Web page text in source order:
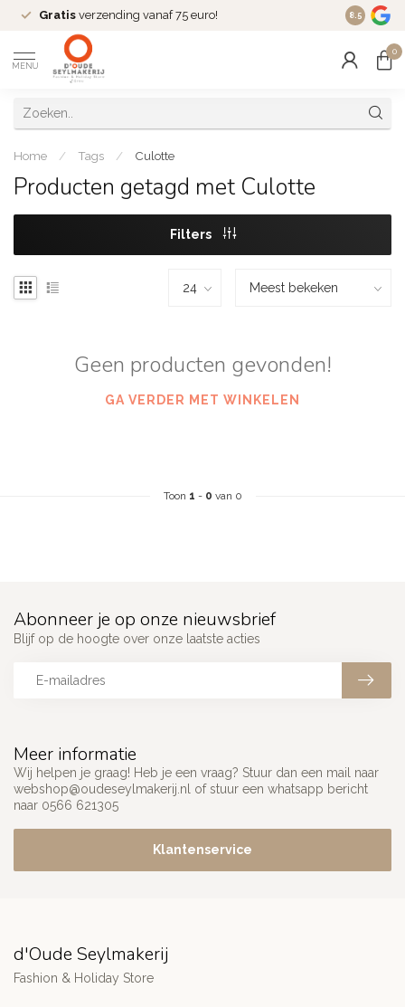
Gratis verzending vanaf 75 euro! Dé
8.5
MENU
0
Home / Tags / Culotte
Producten getagd met Culotte
Filters
Geen producten gevonden!
GA VERDER MET WINKELEN
Toon 1 - 0 van 0
Meer informatie
Wij helpen je graag! Heb je een vraag? Stuur dan een mail naar
webshop@oudeseylmakerij.nl
of stuur een whatsapp bericht
naar 0566 621305
Klantenservice
Abonneer je op onze nieuwsbrief
Blijf op de hoogte over onze laatste acties
d'Oude Seylmakerij
Fashion & Holiday Store